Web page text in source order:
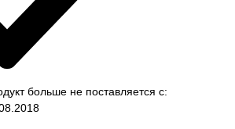
больше не поставляется с: